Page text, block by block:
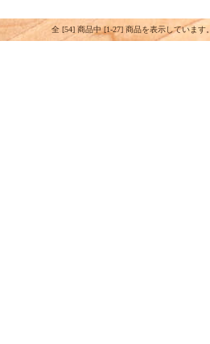
全 [54] 商品中 [1-27] 商品を表示しています。